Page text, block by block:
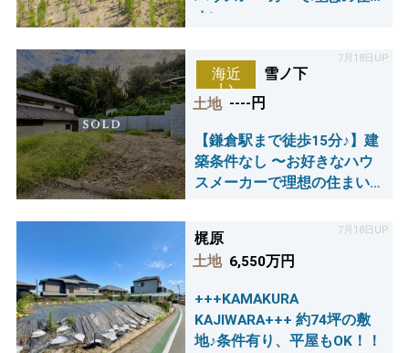
まい～
7月18日UP
海近
い
雪ノ下
土地 ----円
【鎌倉駅まで徒歩15分♪】建
築条件なし 〜お好きなハウ
スメーカーで理想の住まい
7月18日UP
梶原
土地 6,550万円
+++KAMAKURA
KAJIWARA+++ 約74坪の敷
地♪条件有り、平屋もOK！！